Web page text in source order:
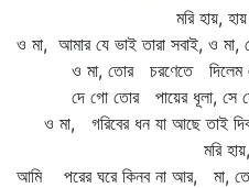
মরি হায়, হায়
ও মা, আমার যে ভাই তারা সবাই, ও মা,
ও মা, তোর চরণেতে দিলেম
দে গো তোর পায়ের ধূলা, সে যে
ও মা, গরিবের ধন যা আছে তাই
মরি হায়, হায়
আমি পরের ঘরে কিনব না আর, মা,